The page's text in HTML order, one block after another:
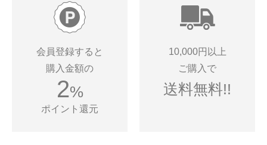
会員登録すると
購入金額の
2%
ポイント還元
10,000円以上
ご購入で
送料無料!!